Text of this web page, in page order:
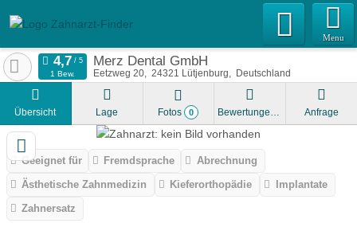
Menu
Merz Dental GmbH
Eetzweg 20 24321 Lütjenburg Deutschland
1 Bew.
Übersicht Lage Fotos 0 Bewertungen Anfrage
Geeignet für Fremdsprache
Abrechnung
Ästhetische Zahnmedizin
Kieferorthopädie
Implantate
Zahnersatz